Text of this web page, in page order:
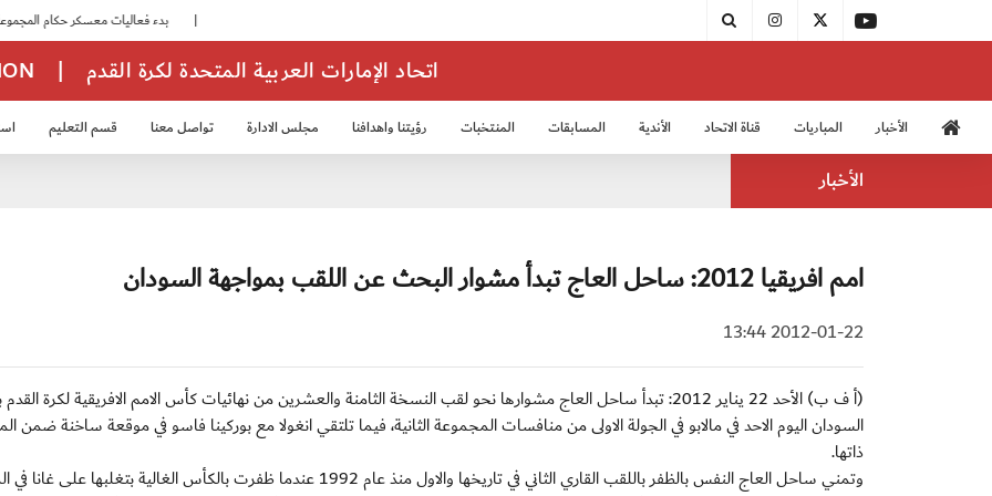
| اتحاد الإمارات العربية المتحدة لكرة القدم
الأخبار المباريات قناة الاتحاد الأندية المسابقات المنتخبات رؤيتنا واهدافنا مجلس الادارة تواصل معنا قسم التعليم
الأخبار
امم افريقيا 2012: ساحل العاج تبدأ مشوار البحث عن اللقب بمواجهة السودان
2012-01-22 13:44
(أ ف ب) الأحد 22 يناير 2012: تبدأ ساحل العاج مشوارها نحو لقب النسخة الثامنة والعشرين من نهائيات كأس الامم الافريقية لكرة
السودان اليوم الاحد في مالابو في الجولة الاولى من منافسات المجموعة الثانية، فيما تلتقي انغولا مع بوركينا فاسو في موقعة ساخنة ضمن
ذاتها.
وتمني ساحل العاج النفس بالظفر باللقب القاري الثاني في تاريخها والاول منذ عام 1992 عندما ظفرت بالكأس الغالية بتغلبها على